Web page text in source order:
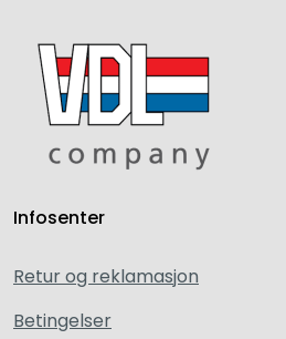
Infosenter
Retur og reklamasjon
Betingelser